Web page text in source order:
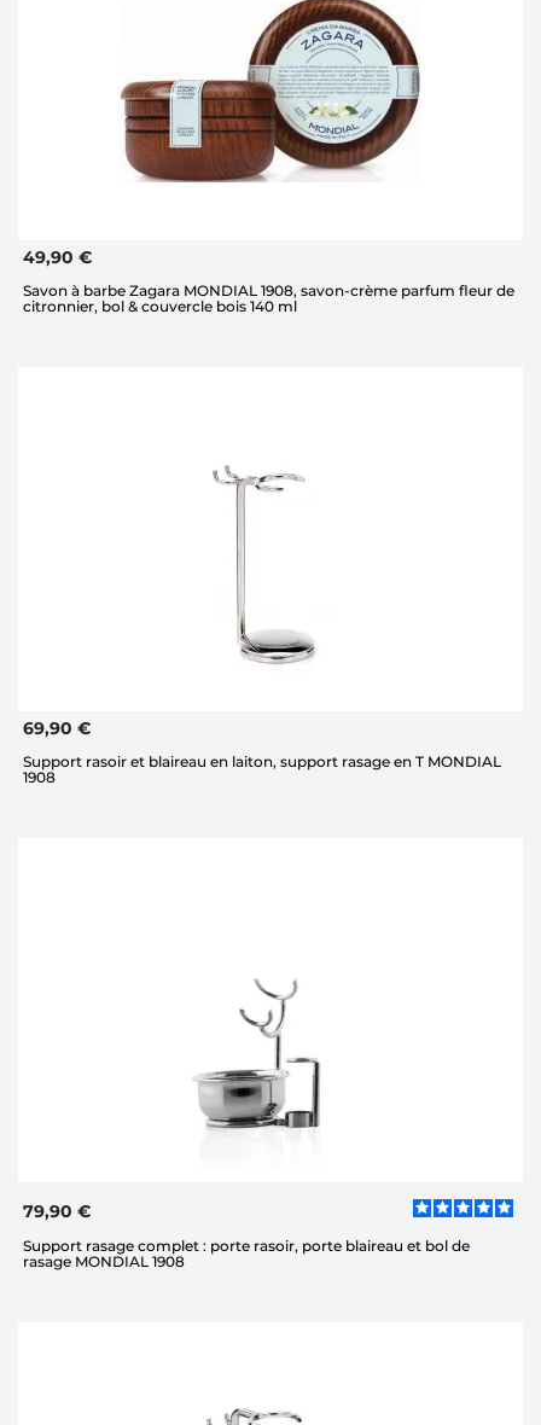
49,90 €
Savon à barbe Zagara MONDIAL 1908, savon-crème parfum fleur de
citronnier, bol & couvercle bois 140 ml
69,90 €
Support rasoir et blaireau en laiton, support rasage en T MONDIAL
1908
79,90 €
Support rasage complet : porte rasoir, porte blaireau et bol de
rasage MONDIAL 1908